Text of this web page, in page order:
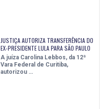
JUSTIÇA AUTORIZA TRANSFERÊNCIA DO
EX-PRESIDENTE LULA PARA SÃO PAULO
A juíza Carolina Lebbos, da 12ª
Vara Federal de Curitiba,
autorizou …